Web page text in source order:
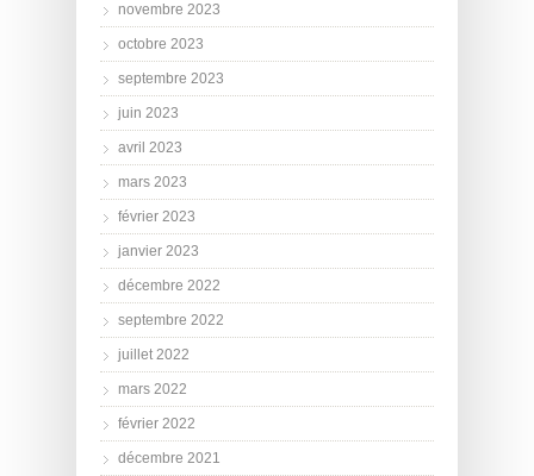
novembre 2023
octobre 2023
septembre 2023
juin 2023
avril 2023
mars 2023
février 2023
janvier 2023
décembre 2022
septembre 2022
juillet 2022
mars 2022
février 2022
décembre 2021